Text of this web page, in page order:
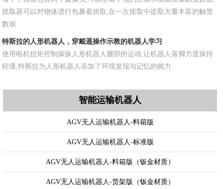
抓取器可以对物体进行包裹着抓取,在一次抓取中提取大量丰富的触觉
数据
特斯拉的人形机器人，穿戴遥操作示教的机器人学习
使用电机扭矩控制操纵人形机器人腿部的运动,让机器人落脚力度保持
轻缓;特斯拉为人形机器人添加了环境发现与记忆的能力
智能运输机器人
AGV无人运输机器人-料箱版
AGV无人运输机器人-标准版
AGV无人运输机器人-料箱版（钣金材质）
AGV无人运输机器人-货架版（钣金材质）